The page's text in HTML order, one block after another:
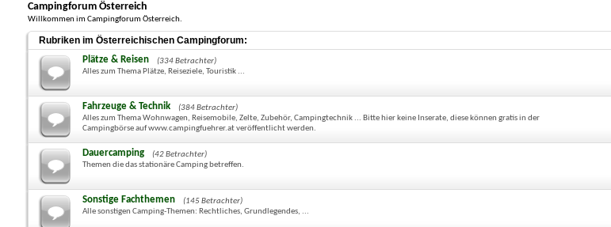
Campingforum Österreich
Willkommen im Campingforum Österreich.
Rubriken im Österreichischen Campingforum:
Plätze & Reisen
(334 Betrachter)
Alles zum Thema Plätze, Reiseziele, Touristik ...
Fahrzeuge & Technik
(384 Betrachter)
Alles zum Thema Wohnwagen, Reisemobile, Zelte, Zubehör, Campingtechnik ... Bitte hier keine Inserate, diese können gratis in der
Campingbörse auf www.campingfuehrer.at veröffentlicht werden.
Dauercamping
(42 Betrachter)
Themen die das stationäre Camping betreffen.
Sonstige Fachthemen
(145 Betrachter)
Alle sonstigen Camping-Themen: Rechtliches, Grundlegendes, ...